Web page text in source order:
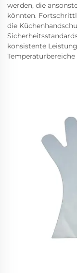
werden, die
könnten.
die
konsistente